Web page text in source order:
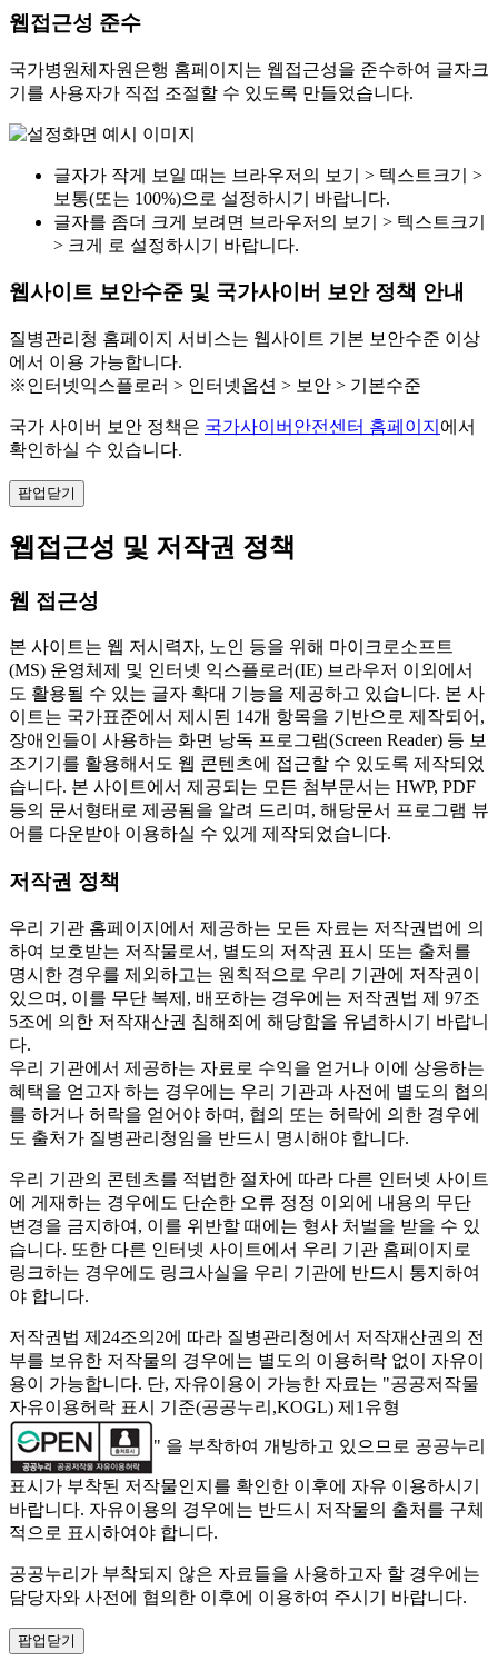
웹접근성 준수
국가병원체자원은행 홈페이지는 웹접근성을 준수하여 글자크
기를 사용자가 직접 조절할 수 있도록 만들었습니다.
글자가 작게 보일 때는 브라우저의 보기 > 텍스트크기 >
보통(또는 100%)으로 설정하시기 바랍니다.
글자를 좀더 크게 보려면 브라우저의 보기 > 텍스트크기
> 크게 로 설정하시기 바랍니다.
웹사이트 보안수준 및 국가사이버 보안 정책 안내
질병관리청 홈페이지 서비스는 웹사이트 기본 보안수준 이상
에서 이용 가능합니다.
※인터넷익스플로러 > 인터넷옵션 > 보안 > 기본수준
국가 사이버 보안 정책은 국가사이버안전센터 홈페이지 에서
확인하실 수 있습니다.
팝업닫기
웹접근성 및 저작권 정책
웹 접근성
본 사이트는 웹 저시력자, 노인 등을 위해 마이크로소프트
(MS) 운영체제 및 인터넷 익스플로러(IE) 브라우저 이외에서
도 활용될 수 있는 글자 확대 기능을 제공하고 있습니다. 본 사
이트는 국가표준에서 제시된 14개 항목을 기반으로 제작되어,
장애인들이 사용하는 화면 낭독 프로그램(Screen Reader) 등 보
조기기를 활용해서도 웹 콘텐츠에 접근할 수 있도록 제작되었
습니다. 본 사이트에서 제공되는 모든 첨부문서는 HWP, PDF
등의 문서형태로 제공됨을 알려 드리며, 해당문서 프로그램 뷰
어를 다운받아 이용하실 수 있게 제작되었습니다.
저작권 정책
우리 기관 홈페이지에서 제공하는 모든 자료는 저작권법에 의
하여 보호받는 저작물로서, 별도의 저작권 표시 또는 출처를
명시한 경우를 제외하고는 원칙적으로 우리 기관에 저작권이
있으며, 이를 무단 복제, 배포하는 경우에는 저작권법 제 97조
5조에 의한 저작재산권 침해죄에 해당함을 유념하시기 바랍니
다.
우리 기관에서 제공하는 자료로 수익을 얻거나 이에 상응하는
혜택을 얻고자 하는 경우에는 우리 기관과 사전에 별도의 협의
를 하거나 허락을 얻어야 하며, 협의 또는 허락에 의한 경우에
도 출처가 질병관리청임을 반드시 명시해야 합니다.
우리 기관의 콘텐츠를 적법한 절차에 따라 다른 인터넷 사이트
에 게재하는 경우에도 단순한 오류 정정 이외에 내용의 무단
변경을 금지하여, 이를 위반할 때에는 형사 처벌을 받을 수 있
습니다. 또한 다른 인터넷 사이트에서 우리 기관 홈페이지로
링크하는 경우에도 링크사실을 우리 기관에 반드시 통지하여
야 합니다.
저작권법 제24조의2에 따라 질병관리청에서 저작재산권의 전
부를 보유한 저작물의 경우에는 별도의 이용허락 없이 자유이
용이 가능합니다. 단, 자유이용이 가능한 자료는 "공공저작물
자유이용허락 표시 기준(공공누리,KOGL) 제1유형
" 을 부착하여 개방하고 있으므로 공공누리
표시가 부착된 저작물인지를 확인한 이후에 자유 이용하시기
바랍니다. 자유이용의 경우에는 반드시 저작물의 출처를 구체
적으로 표시하여야 합니다.
공공누리가 부착되지 않은 자료들을 사용하고자 할 경우에는
담당자와 사전에 협의한 이후에 이용하여 주시기 바랍니다.
팝업닫기